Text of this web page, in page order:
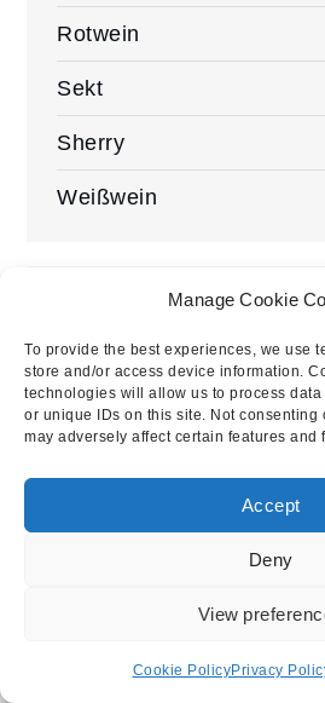
Manage Cookie
To provide the best experiences, we use
store and/or access device information.
technologies will allow us to process
or unique IDs on this site. Not consenting
may adversely affect certain features and
Accept
Deny
View
Cookie PolicyPrivacy
Rotwein
Sekt
Sherry
Weißwein
Blogalm.de
Supported by